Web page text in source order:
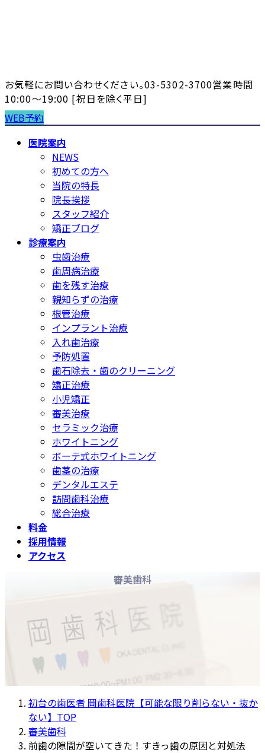
へ
ス
キ
ッ
ョ
ン
に
移
お気軽にお問い合わせください。03-5302-3700営業時間
10:00～19:00 [祝日を除く平日]
WEB予約
医院案内
NEWS
初めての方へ
当院の特長
院長挨拶
スタッフ紹介
矯正ブログ
診療案内
虫歯治療
歯周病治療
歯を残す治療
親知らずの治療
根管治療
インプラント治療
入れ歯治療
予防処置
歯石除去・歯のクリーニング
矯正治療
小児矯正
審美治療
セラミック治療
ホワイトニング
ボーテ式ホワイトニング
歯茎の治療
デンタルエステ
訪問歯科治療
総合治療
料金
採用情報
アクセス
審美歯科
初台の歯医者 岡歯科医院【可能な限り削らない・抜か
ない】TOP
審美歯科
前歯の隙間が空いてきた！すきっ歯の原因と対処法